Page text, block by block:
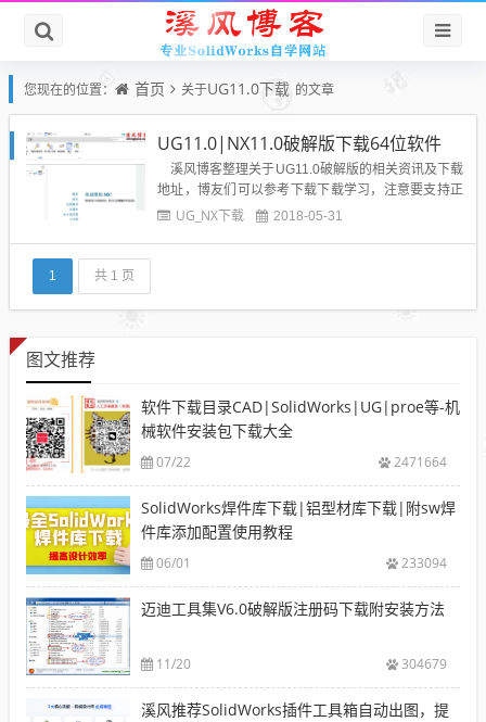
您现在的位置： 首页 关于UG11.0下载 的文章
UG11.0|NX11.0破解版下载64位软件
溪风博客整理关于UG11.0破解版的相关资讯及下载
地址，博友们可以参考下载下载学习，注意要支持正
版奥！UG属于可半参数化的建模软件，包含了企业中
UG_NX下载 2018-05-31
1 共 1 页
图文推荐
软件下载目录CAD|SolidWorks|UG|proe等-机
械软件安装包下载大全
07/22 2471664
SolidWorks焊件库下载|铝型材库下载|附sw焊
件库添加配置使用教程
06/01 233094
迈迪工具集V6.0破解版注册码下载附安装方法
11/20 304679
溪风推荐SolidWorks插件工具箱自动出图，提